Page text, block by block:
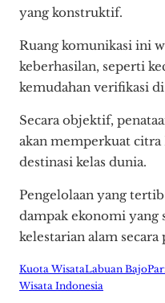
yang konstruktif.
Ruang komunikasi ini
keberhasilan, seperti
kemudahan verifikasi di
Secara objektif,
akan memperkuat citra
destinasi kelas dunia.
Pengelolaan yang
dampak ekonomi yang
kelestarian alam secara
Kuota WisataLabuan Bajo
Wisata Indonesia